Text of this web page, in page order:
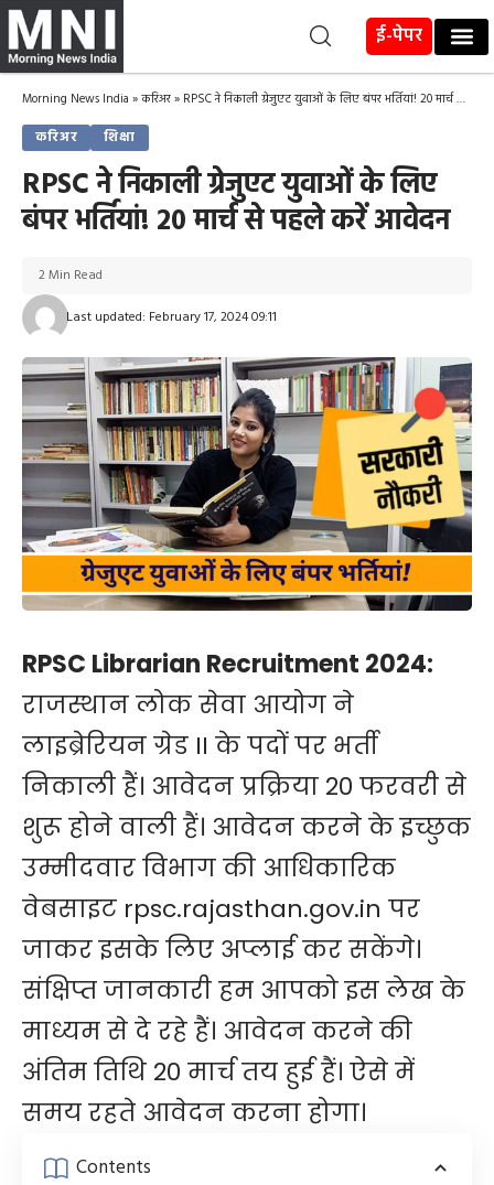
ई-पेपर
Morning News India »करिअर» RPSC ने निकाली ग्रेजुएट युवाओं के लिए बंपर भर्तियां! 20 मार्च से पहले करें आवेदन
करिअर शिक्षा
RPSC ने निकाली ग्रेजुएट युवाओं के लिए
बंपर भर्तियां! 20 मार्च से पहले करें आवेदन
Last updated: February 17, 2024 09:11
2 Min Read
RPSC Librarian Recruitment 2024:
राजस्थान लोक सेवा आयोग ने
लाइब्रेरियन ग्रेड II के पदों पर भर्ती
निकाली हैं। आवेदन प्रक्रिया 20 फरवरी से
शुरू होने वाली हैं। आवेदन करने के इच्छुक
उम्मीदवार विभाग की आधिकारिक
वेबसाइट rpsc.rajasthan.gov.in पर
जाकर इसके लिए अप्लाई कर सकेंगे।
संक्षिप्त जानकारी हम आपको इस लेख के
माध्यम से दे रहे हैं। आवेदन करने की
अंतिम तिथि 20 मार्च तय हुई हैं। ऐसे में
समय रहते आवेदन करना होगा।
Contents